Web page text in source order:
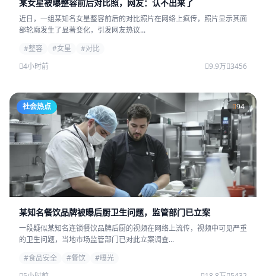
某女星被曝整容前后对比照，网友：认不出来了
近日，一组某知名女星整容前后的对比照片在网络上疯传，照片显示其面
部轮廓发生了显著变化，引发网友热议...
#整容
#女星
#对比
4小时前
9.9万 3456
社会热点 94
某知名餐饮品牌被曝后厨卫生问题，监管部门已立案
一段疑似某知名连锁餐饮品牌后厨的视频在网络上流传，视频中可见严重
的卫生问题，当地市场监管部门已对此立案调查...
#食品安全
#餐饮
#曝光